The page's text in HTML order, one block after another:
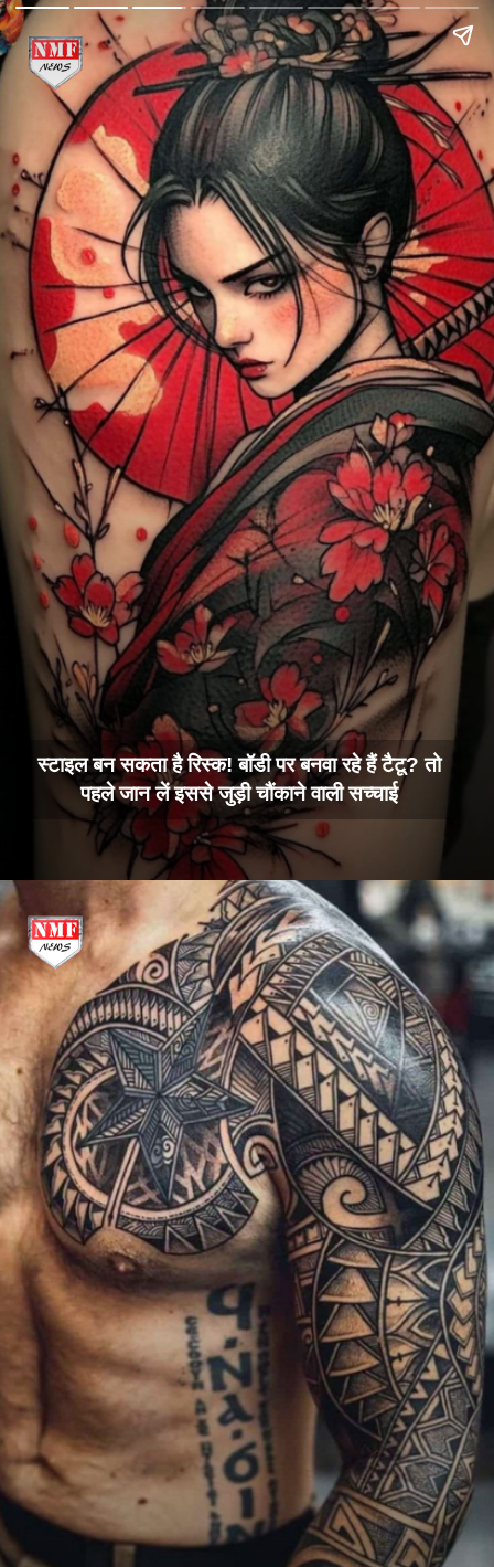
स्टाइल बन सकता है रिस्क! बॉडी पर बनवा रहे हैं टैटू? तो
पहले जान लें इससे जुड़ी चौंकाने वाली सच्चाई